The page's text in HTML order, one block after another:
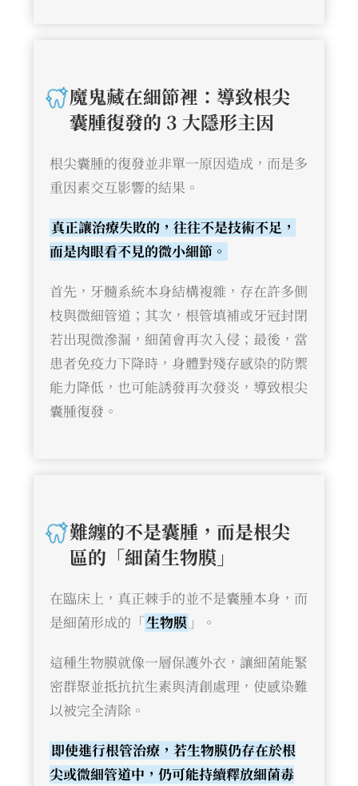
魔鬼藏在細節裡：導致根尖
囊腫復發的 3 大隱形主因
根尖囊腫的復發並非單一原因造成，而是多
重因素交互影響的結果。
真正讓治療失敗的，往往不是技術不足，
而是肉眼看不見的微小細節。
首先，牙髓系統本身結構複雜，存在許多側
枝與微細管道；其次，根管填補或牙冠封閉
若出現微滲漏，細菌會再次入侵；最後，當
患者免疫力下降時，身體對殘存感染的防禦
能力降低，也可能誘發再次發炎，導致根尖
囊腫復發。
難纏的不是囊腫，而是根尖
區的「細菌生物膜」
在臨床上，真正棘手的並不是囊腫本身，而
是細菌形成的「生物膜 」。
這種生物膜就像一層保護外衣，讓細菌能緊
密群聚並抵抗抗生素與清創處理，使感染難
以被完全清除。
即使進行根管治療，若生物膜仍存在於根
尖或微細管道中，仍可能持續釋放細菌毒